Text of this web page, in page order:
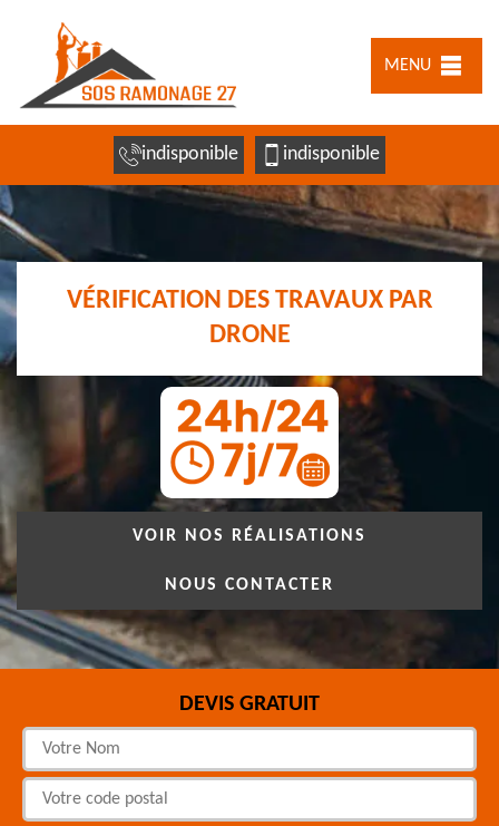
MENU
indisponible indisponible
VÉRIFICATION DES TRAVAUX PAR
DRONE
VOIR NOS RÉALISATIONS
NOUS CONTACTER
DEVIS GRATUIT